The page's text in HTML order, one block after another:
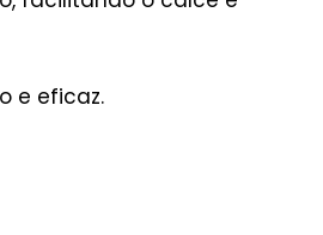
e eficaz.